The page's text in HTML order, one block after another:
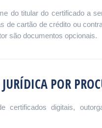
do titular do certificado a
de cartão de crédito ou
são documentos opcionais.
POR
certificados digitais,